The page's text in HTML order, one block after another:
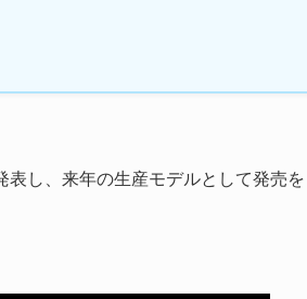
し、来年の生産モデルとして発売を